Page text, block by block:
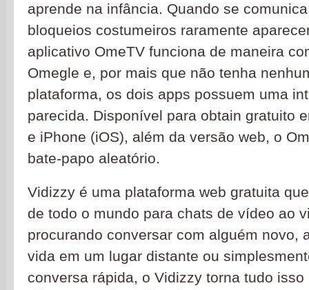
aprende na infância. Quando se
bloqueios costumeiros raramente
aplicativo OmeTV funciona de maneira
Omegle e, por mais que não tenha
plataforma, os dois apps possuem uma
parecida. Disponível para obtain gratuito
e iPhone (iOS), além da versão web, o
bate-papo aleatório.
Vidizzy é uma plataforma web gratuita
de todo o mundo para chats de vídeo ao
procurando conversar com alguém novo,
vida em um lugar distante ou
conversa rápida, o Vidizzy torna tudo